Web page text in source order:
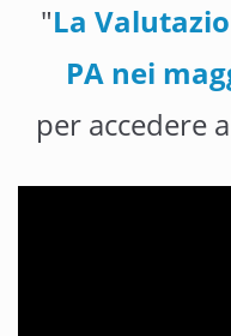
"La
PA nei
per accedere